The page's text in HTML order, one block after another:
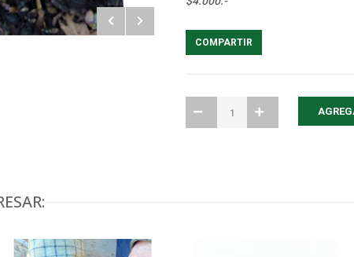
COMPARTIR